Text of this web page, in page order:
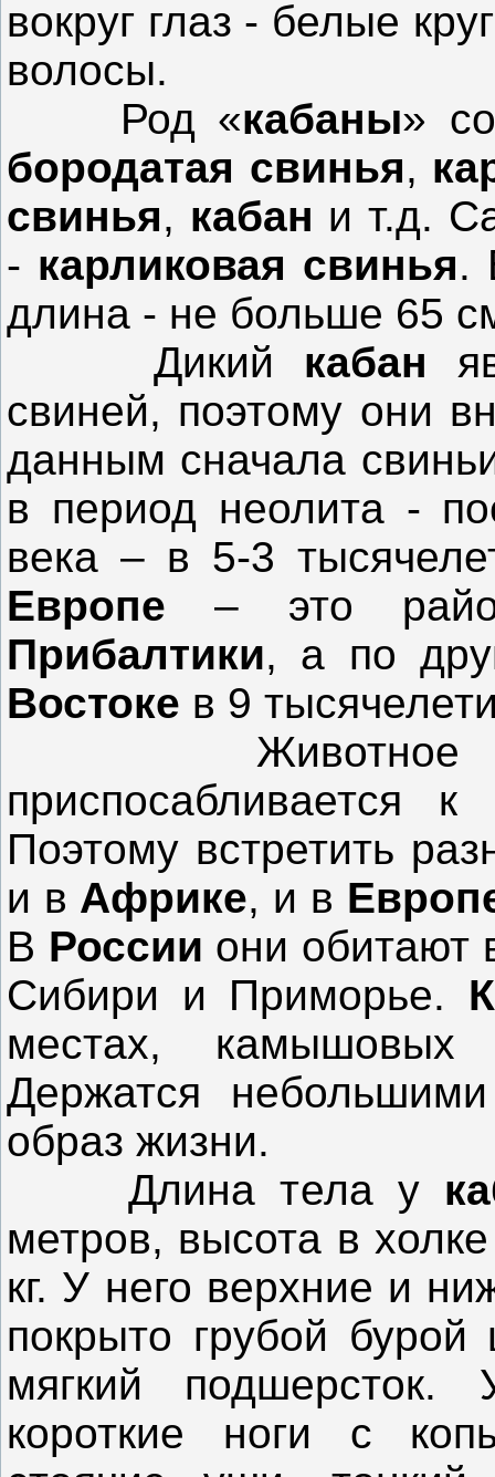
вокруг глаз - белые
волосы.
Род «кабаны»
бородатая свинья,
свинья, кабан и т.д.
- карликовая свинья.
длина - не больше 65
Дикий кабан
свиней, поэтому они
данным сначала
в период неолита -
века – в 5-3
Европе – это
Прибалтики, а по
Востоке в 9
Животное это
приспосабливается
Поэтому встретить
и в Африке, и в
В России они обитают
Сибири и Приморье.
местах, камышовых
Держатся
образ жизни.
Длина тела у
метров, высота в
кг. У него верхние и
покрыто грубой
мягкий
короткие ноги с